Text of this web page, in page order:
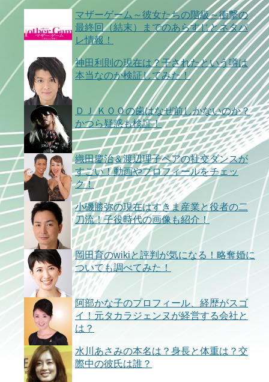
マザーゲーム～彼女たちの階級～衝撃の
最終回（結末）までのあらすじとネタバ
レ情報！
神田利則の現在は？干されたという噂は
本当なのか検証してみた！
ＤＪ ＫＯＯの歯はなぜ前しかないのか？
かつら疑惑も検証！
織田慶治＆渡辺理子ペアの社交ダンスが
すごい！動画やプロフィールをチェッ
ク！
小磯勝弥の現在はすきま産業と役者の二
刀流！子役時代の画像も紹介！
岡田育のwikiと評判が気になる！略奪婚に
ついても調べてみた！
阿部かな子のプロフィール、経歴がスゴ
イ！元タカラジェンヌが経営する会社と
は？
水川あさみの本名は？身長と体重は？交
際中の彼氏は誰？